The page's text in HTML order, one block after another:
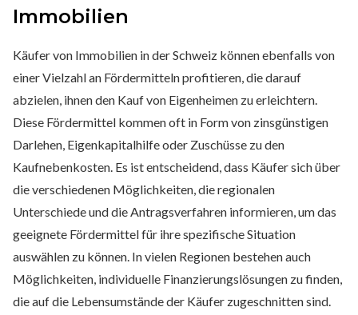
Immobilien
Käufer von Immobilien in der Schweiz können ebenfalls von
einer Vielzahl an Fördermitteln profitieren, die darauf
abzielen, ihnen den Kauf von Eigenheimen zu erleichtern.
Diese Fördermittel kommen oft in Form von zinsgünstigen
Darlehen, Eigenkapitalhilfe oder Zuschüsse zu den
Kaufnebenkosten. Es ist entscheidend, dass Käufer sich über
die verschiedenen Möglichkeiten, die regionalen
Unterschiede und die Antragsverfahren informieren, um das
geeignete Fördermittel für ihre spezifische Situation
auswählen zu können. In vielen Regionen bestehen auch
Möglichkeiten, individuelle Finanzierungslösungen zu finden,
die auf die Lebensumstände der Käufer zugeschnitten sind.